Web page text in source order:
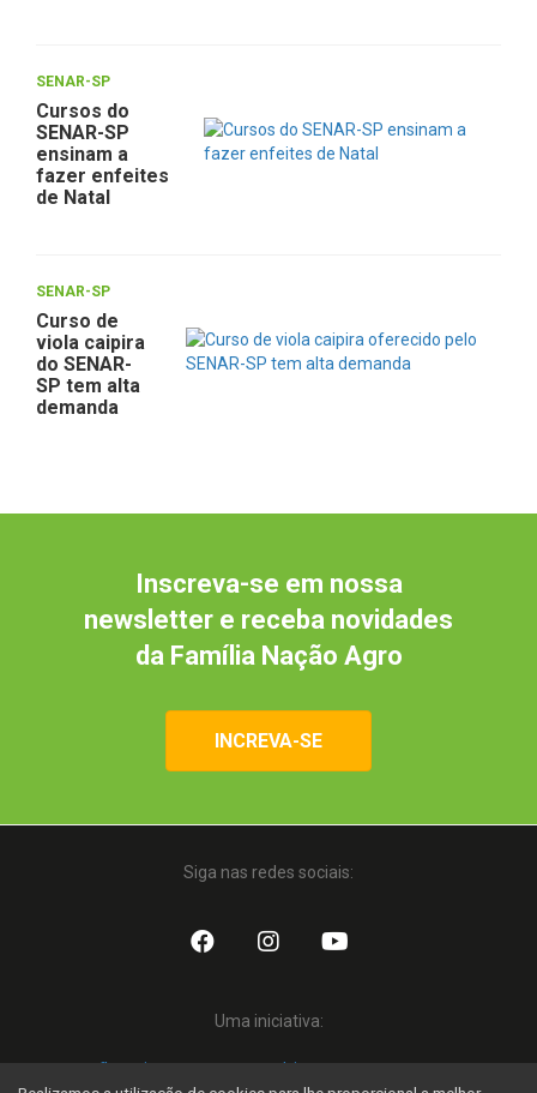
SENAR-SP
Cursos do
SENAR-SP
ensinam a
fazer enfeites
de Natal
SENAR-SP
Curso de
viola caipira
do SENAR-
SP tem alta
demanda
Inscreva-se em nossa
newsletter e receba novidades
da Família Nação Agro
INCREVA-SE
Siga nas redes sociais:
Uma iniciativa: